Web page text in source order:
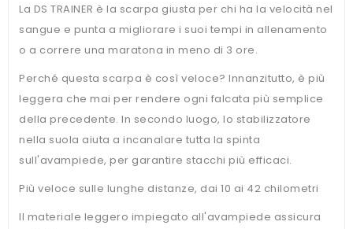
La DS TRAINER è la scarpa giusta per chi ha la velocità nel
sangue e punta a migliorare i suoi tempi in allenamento
o a correre una maratona in meno di 3 ore.
Perché questa scarpa è così veloce? Innanzitutto, è più
leggera che mai per rendere ogni falcata più semplice
della precedente. In secondo luogo, lo stabilizzatore
nella suola aiuta a incanalare tutta la spinta
sull'avampiede, per garantire stacchi più efficaci.
Più veloce sulle lunghe distanze, dai 10 ai 42 chilometri
Il materiale leggero impiegato all'avampiede assicura